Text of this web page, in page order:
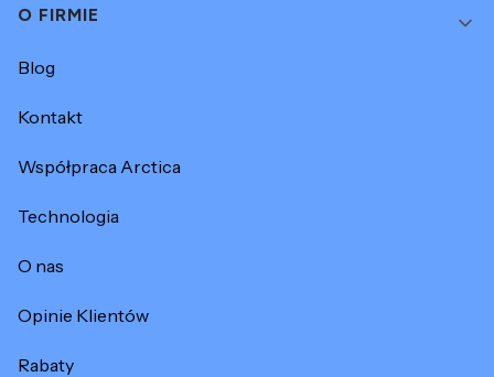
O FIRMIE
Blog
Kontakt
Współpraca Arctica
Technologia
O nas
Opinie Klientów
Rabaty